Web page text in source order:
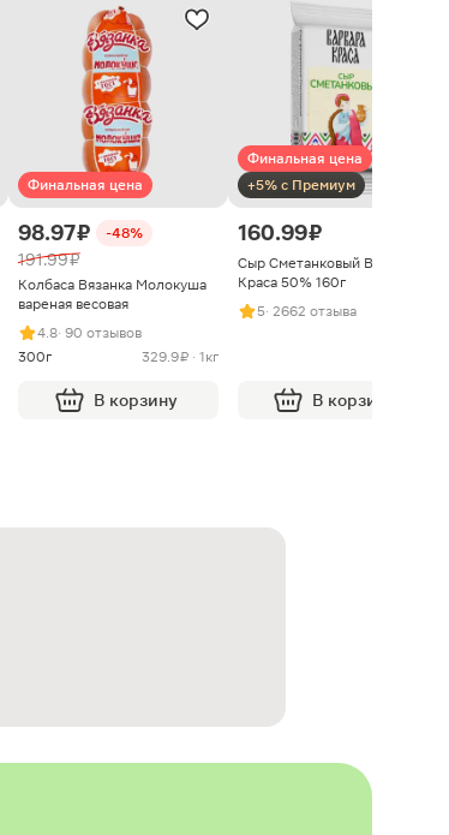
Финальная цена
98.97 ₽ -48%
191.99 ₽
Колбаса Вязанка Молокуша
вареная весовая
4.8· 90 отзывов
300г
329.9 ₽ · 1кг
В корзину
Финальная цена
+5% с Премиум
160.99 ₽
Сыр Сметанковый Варвара
Краса 50% 160г
5· 2662 отзыва
В корзину